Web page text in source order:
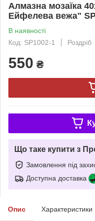
Алмазна мозаїка
Ейфелева вежа"
В наявності
Код: SP1002-1
Роздріб
550 ₴
Що таке купити з
Замовлення під
Доступна доставка
Опис Характеристики